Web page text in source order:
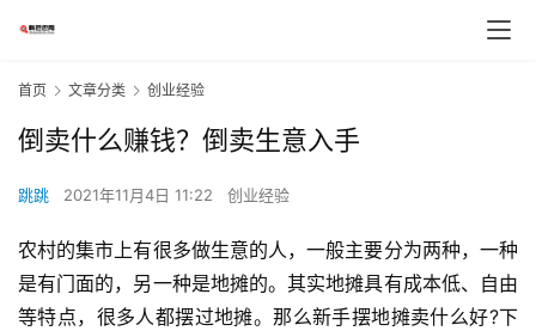
首页 文章分类 创业经验
倒卖什么赚钱？倒卖生意入手
跳跳 2021年11月4日 11:22 创业经验
农村的集市上有很多做生意的人，一般主要分为两种，一种
是有门面的，另一种是地摊的。其实地摊具有成本低、自由
等特点，很多人都摆过地摊。那么新手摆地摊卖什么好?下